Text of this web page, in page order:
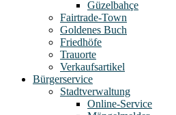
Güzelbahçe
Fairtrade-Town
Goldenes Buch
Friedhöfe
Trauorte
Verkaufsartikel
Bürgerservice
Stadtverwaltung
Online-Service